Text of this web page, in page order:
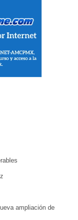
ampliación de